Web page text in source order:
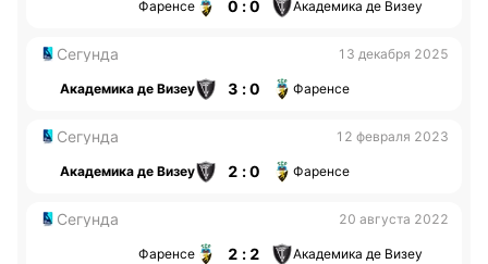
Фаренсе 0 : 0 Академика де Визеу
Сегунда 13 декабря 2025
Академика де Визеу 3 : 0 Фаренсе
Сегунда 12 февраля 2023
Академика де Визеу 2 : 0 Фаренсе
Сегунда 20 августа 2022
Фаренсе 2 : 2 Академика де Визеу